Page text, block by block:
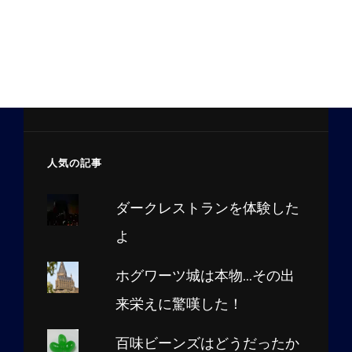
人気の記事
ダークレストランを体験した
よ
ホグワーツ城は本物...その出
来栄えに驚嘆した！
百味ビーンズはどうだったか